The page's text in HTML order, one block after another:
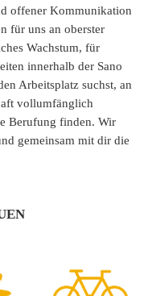
offener Kommunikation
für uns an oberster
Wachstum, für
innerhalb der Sano
Arbeitsplatz suchst, an
vollumfänglich
Berufung finden. Wir
gemeinsam mit dir die